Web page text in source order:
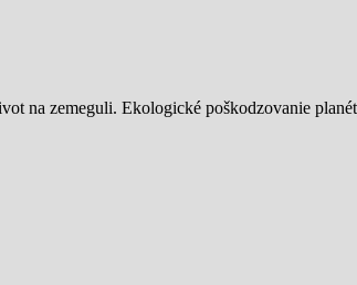
na zemeguli. Ekologické poškodzovanie